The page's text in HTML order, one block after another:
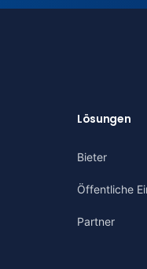
Lösungen
Bieter
Öffentliche
Partner